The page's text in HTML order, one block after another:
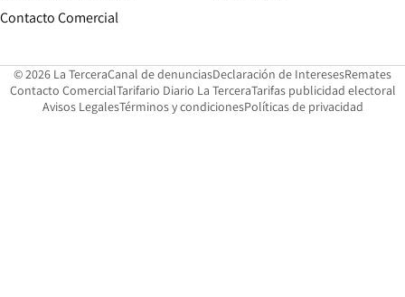
Contacto Comercial
© 2026 La TerceraCanal de denunciasOpens in new window
Declaración de InteresesOpens in
Remates
Contacto ComercialOpens in new window
Tarifario Diario La TerceraOpens in new window
Tarifas publicidad electoral
Avisos LegalesOpens in new window
Términos y condicionesPolíticas de privacidad